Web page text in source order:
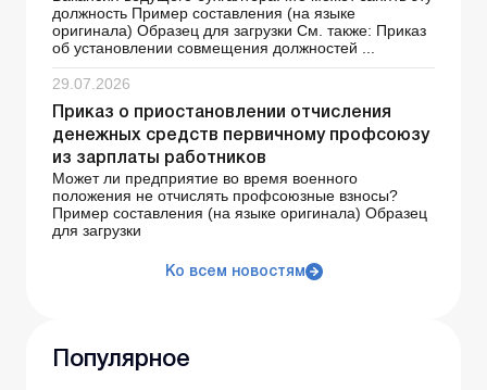
должность Пример составления (на языке
оригинала) Образец для загрузки См. также: Приказ
об установлении совмещения должностей ...
29.07.2026
Приказ о приостановлении отчисления
денежных средств первичному профсоюзу
из зарплаты работников
Может ли предприятие во время военного
положения не отчислять профсоюзные взносы?
Пример составления (на языке оригинала) Образец
для загрузки
Ко всем новостям
Популярное